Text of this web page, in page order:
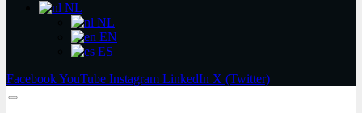
NL
NL
EN
ES
FacebookYouTube Instagram LinkedIn X (Twitter)